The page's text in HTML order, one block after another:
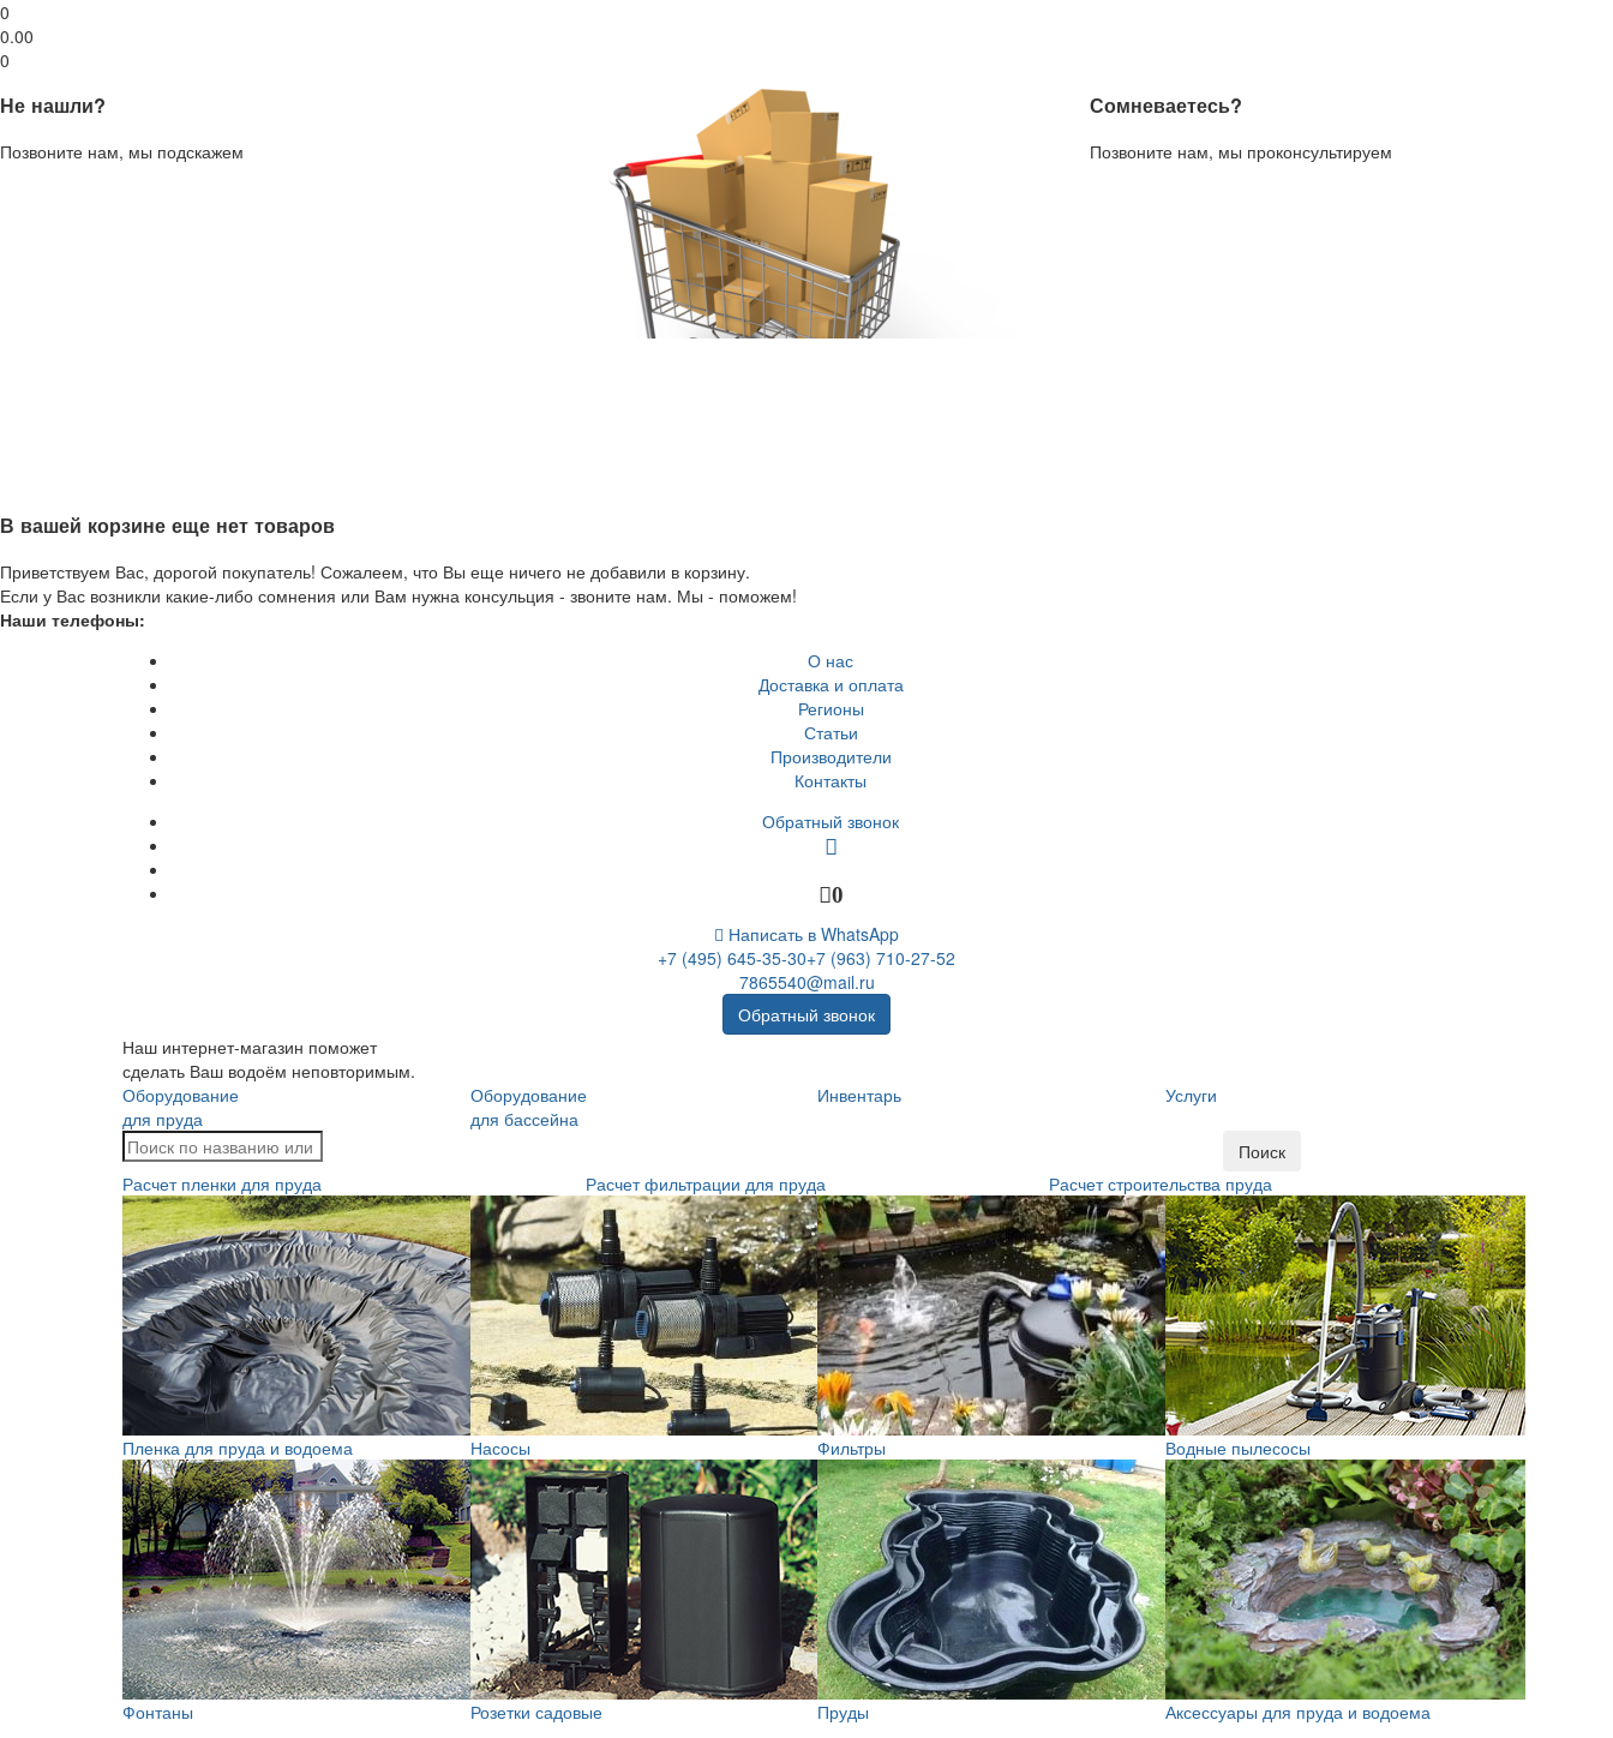
0
0.00
0
Не нашли?
Позвоните нам, мы подскажем
Сомневаетесь?
Позвоните нам, мы проконсультируем
В вашей корзине еще нет товаров
Приветствуем Вас, дорогой покупатель! Сожалеем, что Вы еще ничего не добавили в корзину.
Если у Вас возникли какие-либо сомнения или Вам нужна консульция - звоните нам. Мы - поможем!
Наши телефоны:
О нас
Доставка и оплата
Регионы
Статьи
Производители
Контакты
Обратный звонок
0
Написать в WhatsApp
+7 (495) 645-35-30+7 (963) 710-27-52
7865540@mail.ru
Обратный звонок
Наш интернет-магазин поможет
сделать Ваш водоём неповторимым.
Оборудование
для пруда
Оборудование
для бассейна
Инвентарь Услуги
Поиск
Расчет пленки для пруда
Расчет фильтрации для пруда Расчет строительства пруда
Пленка для пруда и водоема Насосы Фильтры Водные пылесосы
Фонтаны Розетки садовые Пруды
Аксессуары для пруда и водоема